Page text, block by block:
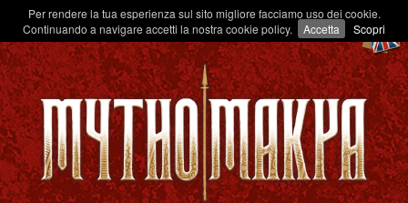
Per rendere la tua esperienza sul sito migliore facciamo uso dei cookie.
Continuando a navigare accetti la nostra cookie policy.
Accetta Scopri